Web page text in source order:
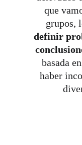
que
grupos,
definir
basada
haber